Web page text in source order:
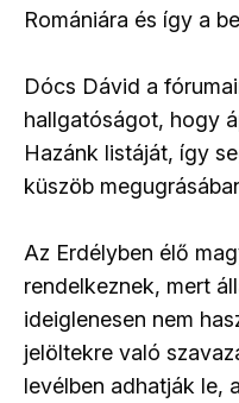
Romániára és így a
Dócs Dávid a
hallgatóságot, hogy
Hazánk listáját, így
küszöb
Az Erdélyben élő
rendelkeznek, mert
ideiglenesen nem
jelöltekre való
levélben adhatják le,